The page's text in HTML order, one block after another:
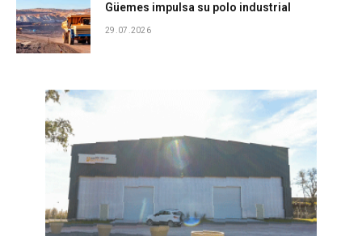
Güemes impulsa su polo industrial
29.07.2026